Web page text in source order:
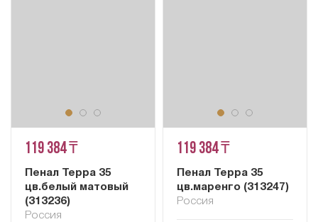
119 384 ₸
Пенал Терра 35
цв.белый матовый
(313236)
Россия
119 384 ₸
Пенал Терра 35
цв.маренго (313247)
Россия